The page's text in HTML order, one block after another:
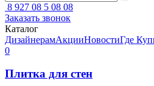
8 927 08 5 08 08
Заказать звонок
Каталог
ДизайнерамАкцииНовостиГде
0
Плитка для стен